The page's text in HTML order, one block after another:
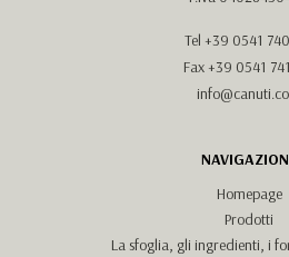
Tel +39 0541
Fax +39 0541
Homepage
Prodotti
La sfoglia, gli ingredienti, i